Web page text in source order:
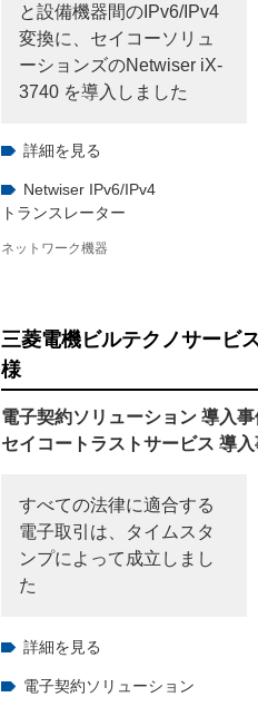
と設備機器間のIPv6/IPv4
変換に、セイコーソリュ
ーションズのNetwiser iX-
3740 を導入しました
詳細を見る
Netwiser IPv6/IPv4
トランスレーター
ネットワーク機器
三菱電機ビルテクノサービ
様
電子契約ソリューション 導入事
セイコートラストサービス 導入
すべての法律に適合する
電子取引は、タイムスタ
ンプによって成立しまし
た
詳細を見る
電子契約ソリューション